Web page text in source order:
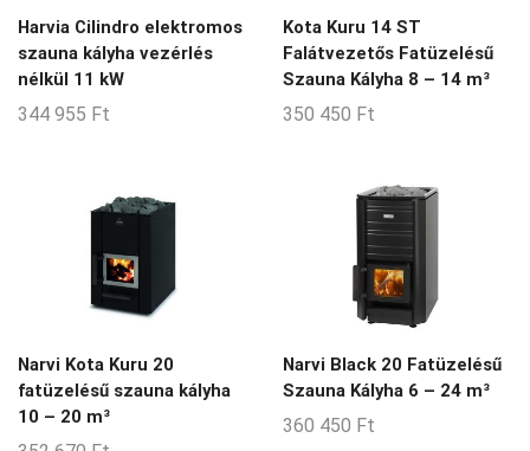
6-13-m3
6-15-m3
6-24-m3
6-8-m3
7-11-m3
7-12-m3
7-14-m3
7-8-m3
Harvia Cilindro elektromos
szauna kályha vezérlés
nélkül 11 kW
344 955 Ft
Kota Kuru 14 ST
Falátvezetős Fatüzelésű
Szauna Kályha 8 – 14 m³
350 450 Ft
Narvi Kota Kuru 20
fatüzelésű szauna kályha
10 – 20 m³
Narvi Black 20 Fatüzelésű
Szauna Kályha 6 – 24 m³
360 450 Ft